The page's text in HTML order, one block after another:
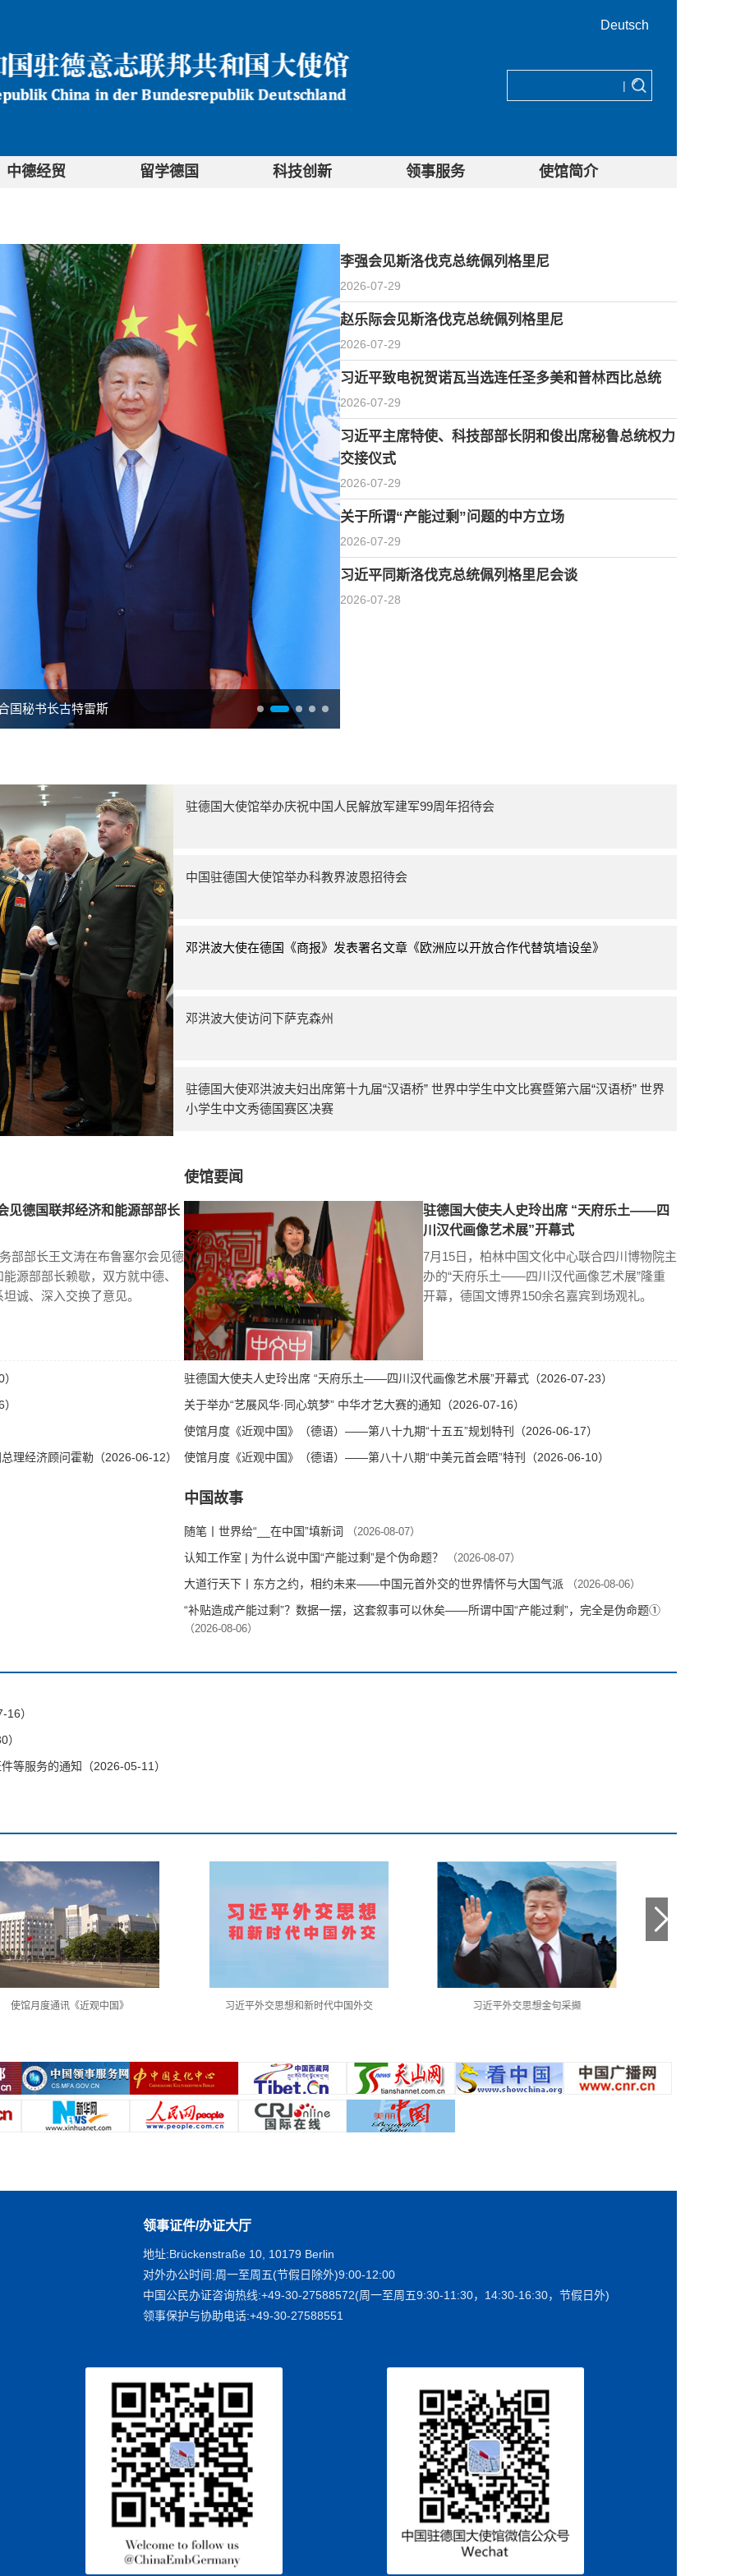
Deutsch
|
中德经贸 留学德国 科技创新 领事服务 使馆简介
国秘书长古特雷斯
李强会见斯洛伐克总统佩列格里尼
2026-07-29
赵乐际会见斯洛伐克总统佩列格里尼
2026-07-29
习近平致电祝贺诺瓦当选连任圣多美和普林西比总统
2026-07-29
习近平主席特使、科技部部长阴和俊出席秘鲁总统权力
交接仪式
2026-07-29
关于所谓“产能过剩”问题的中方立场
2026-07-29
习近平同斯洛伐克总统佩列格里尼会谈
2026-07-28
驻德国大使馆举办庆祝中国人民解放军建军99周年招待会
中国驻德国大使馆举办科教界波恩招待会
邓洪波大使在德国《商报》发表署名文章《欧洲应以开放合作代替筑墙设垒》
邓洪波大使访问下萨克森州
驻德国大使邓洪波夫妇出席第十九届“汉语桥” 世界中学生中文比赛暨第六届“汉语桥” 世界
小学生中文秀德国赛区决赛
见德国联邦经济和能源部部长
部部长王文涛在布鲁塞尔会见德
源部部长赖歇，双方就中德、
诚、深入交换了意见。
理经济顾问霍勒（2026-06-12）
使馆要闻
驻德国大使夫人史玲出席 “天府乐土——四
川汉代画像艺术展”开幕式
7月15日，柏林中国文化中心联合四川博物院主
办的“天府乐土——四川汉代画像艺术展”隆重
开幕，德国文博界150余名嘉宾到场观礼。
驻德国大使夫人史玲出席 “天府乐土——四川汉代画像艺术展”开幕式（2026-07-23）
关于举办“艺展风华·同心筑梦” 中华才艺大赛的通知（2026-07-16）
使馆月度《近观中国》（德语）——第八十九期“十五五”规划特刊（2026-06-17）
使馆月度《近观中国》（德语）——第八十八期“中美元首会晤”特刊（2026-06-10）
中国故事
随笔丨世界给“__在中国”填新词 （2026-08-07）
认知工作室 | 为什么说中国“产能过剩”是个伪命题？ （2026-08-07）
大道行天下丨东方之约，相约未来——中国元首外交的世界情怀与大国气派 （2026-08-06）
“补贴造成产能过剩”？数据一摆，这套叙事可以休矣——所谓中国“产能过剩”，完全是伪命题①
（2026-08-06）
）
等服务的通知（2026-05-11）
使馆月度通讯《近观中国》 习近平外交思想和新时代中国外交 习近平外交思想金句采撷
领事证件/办证大厅
地址:Brückenstraße 10, 10179 Berlin
对外办公时间:周一至周五(节假日除外)9:00-12:00
中国公民办证咨询热线:+49-30-27588572(周一至周五9:30-11:30，14:30-16:30，节假日外)
领事保护与协助电话:+49-30-27588551